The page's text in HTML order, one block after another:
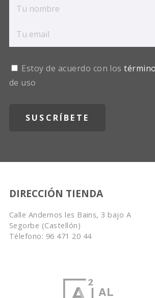
Estoy de acuerdo con los
de uso
DIRECCIÓN TIENDA
Calle Andernos les Bains, 3 bajo A
Segorbe (Castellón)
Télefono: 96 471 20 44